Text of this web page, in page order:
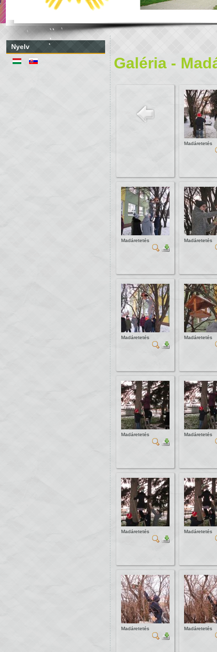
Nyelv
Galéria -
Madáretetés
Madáretetés Madáretetés
Madáretetés Madáretetés
Madáretetés Madáretetés
Madáretetés Madáretetés
Madáretetés Madáretetés